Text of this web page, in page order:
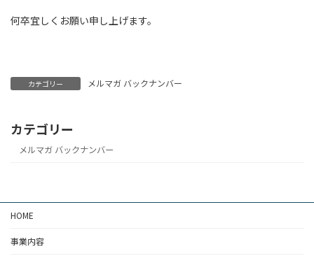
何卒宜しくお願い申し上げます。
カテゴリー メルマガ バックナンバー
カテゴリー
メルマガ バックナンバー
HOME
事業内容